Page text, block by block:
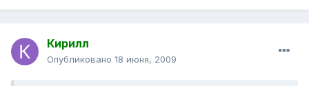
Кирилл
Опубликовано 18 июня, 2009